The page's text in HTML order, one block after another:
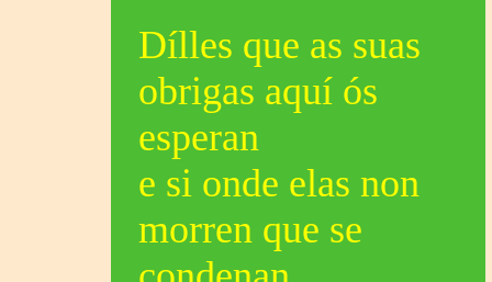
Dílles que as suas
obrigas aquí ós
esperan
e si onde elas non
morren que se